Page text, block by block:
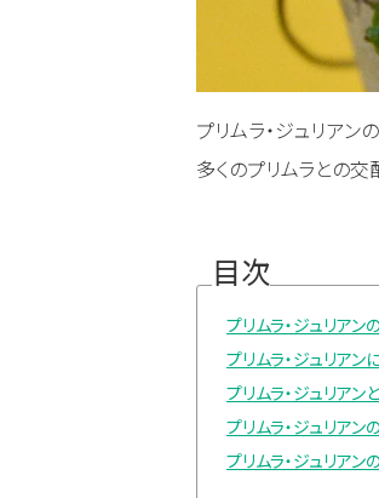
プリムラ・ジュリアン
多くのプリムラとの
目次
プリムラ・ジュリアン
プリムラ・ジュリア
プリムラ・ジュリア
プリムラ・ジュリアン
プリムラ・ジュリアン